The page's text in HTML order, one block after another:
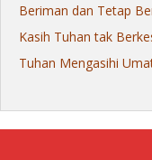
Beriman dan Tetap
Kasih Tuhan tak
Tuhan Mengasihi